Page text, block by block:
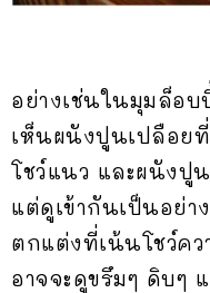
อย่างเช่นในมุมล็อบ
เห็นผนังปูนเปลือย
โชว์แนว และผนังปู
แต่ดูเข้ากันเป็นอย่า
ตกแต่งที่เน้นโชว์ค
อาจจะดูขรึมๆ ดิบๆ